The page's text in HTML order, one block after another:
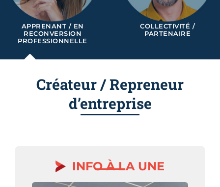
APPRENANT / EN
RECONVERSION
PROFESSIONNELLE
COLLECTIVITÉ /
PARTENAIRE
Créateur / Repreneur
d’entreprise
INFO À LA UNE